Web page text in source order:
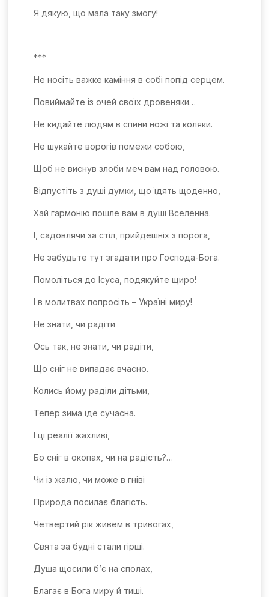
Я дякую, що мала таку змогу!
***
Не носіть важке каміння в собі попід серцем.
Повиймайте із очей своїх дровеняки…
Не кидайте людям в спини ножі та коляки.
Не шукайте ворогів помежи собою,
Щоб не виснув злоби меч вам над головою.
Відпустіть з душі думки, що їдять щоденно,
Хай гармонію пошле вам в душі Вселенна.
І, садовлячи за стіл, прийдешніх з порога,
Не забудьте тут згадати про Господа-Бога.
Помоліться до Ісуса, подякуйте щиро!
І в молитвах попросіть – Україні миру!
Не знати, чи радіти
Ось так, не знати, чи радіти,
Що сніг не випадає вчасно.
Колись йому раділи дітьми,
Тепер зима іде сучасна.
І ці реалії жахливі,
Бо сніг в окопах, чи на радість?…
Чи із жалю, чи може в гніві
Природа посилає благість.
Четвертий рік живем в тривогах,
Свята за будні стали гірші.
Душа щосили б’є на сполах,
Благає в Бога миру й тиші.